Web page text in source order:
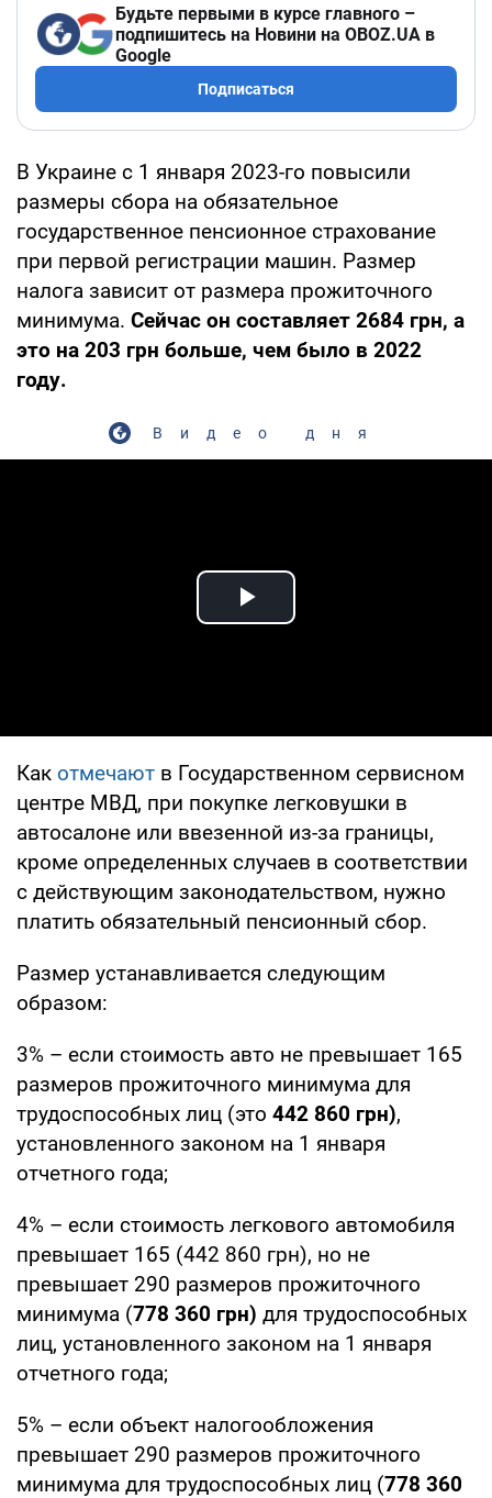
Будьте первыми в курсе главного –
подпишитесь на Новини на OBOZ.UA в
Google
Подписаться
В Украине с 1 января 2023-го повысили
размеры сбора на обязательное
государственное пенсионное страхование
при первой регистрации машин. Размер
налога зависит от размера прожиточного
минимума. Сейчас он составляет 2684 грн, а
это на 203 грн больше, чем было в 2022
году.
Видео дня
Play Video
Как отмечают в Государственном сервисном
центре МВД, при покупке легковушки в
автосалоне или ввезенной из-за границы,
кроме определенных случаев в соответствии
с действующим законодательством, нужно
платить обязательный пенсионный сбор.
Размер устанавливается следующим
образом:
3% – если стоимость авто не превышает 165
размеров прожиточного минимума для
трудоспособных лиц (это 442 860 грн),
установленного законом на 1 января
отчетного года;
4% – если стоимость легкового автомобиля
превышает 165 (442 860 грн), но не
превышает 290 размеров прожиточного
минимума (778 360 грн) для трудоспособных
лиц, установленного законом на 1 января
отчетного года;
5% – если объект налогообложения
превышает 290 размеров прожиточного
минимума для трудоспособных лиц (778 360